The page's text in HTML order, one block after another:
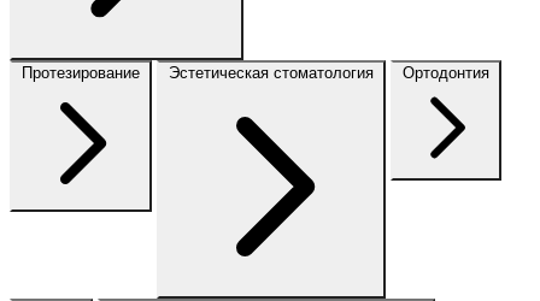
Протезирование Эстетическая стоматология Ортодонтия